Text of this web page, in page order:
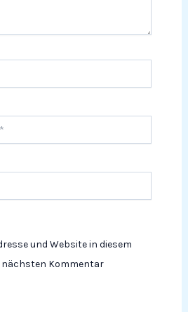
und Website in diesem
nächsten Kommentar